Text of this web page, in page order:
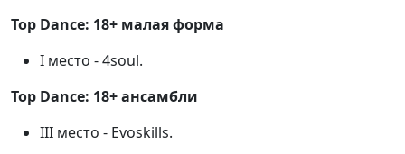
Top Dance: 18+ малая форма
I место - 4soul.
Top Dance: 18+ ансамбли
III место - Evoskills.